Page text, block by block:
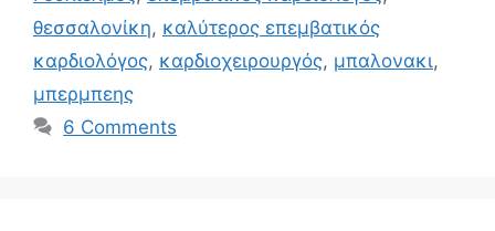
θεσσαλονίκη, καλύτερος επεμβατικός
καρδιολόγος, καρδιοχειρουργός, μπαλονακι,
μπερμπεης
6 Comments